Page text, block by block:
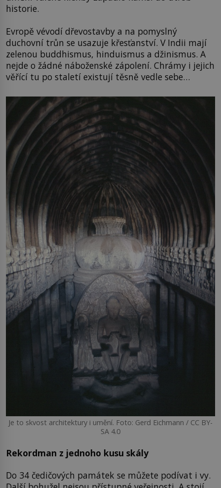
historie.
Evropě vévodí dřevostavby a na pomyslný
duchovní trůn se usazuje křesťanství. V Indii mají
zelenou buddhismus, hinduismus a džinismus. A
nejde o žádné náboženské zápolení. Chrámy i jejich
věřící tu po staletí existují těsně vedle sebe…
Je to skvost architektury i umění. Foto: Gerd Eichmann / CC BY-
SA 4.0
Rekordman z jednoho kusu skály
Do 34 čedičových památek se můžete podívat i vy.